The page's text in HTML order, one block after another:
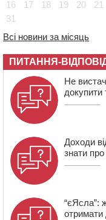
18:23
віку
17:48 “Це страшна
СМА 13-
ОВА виділити
17:15
На Уманщині
освіти через
ціною
16
17 18 19 20 21
31
Всі новини за місяць
ПИТАННЯ-
Не
докупити
Доходи
знати
“єЯсла”:
отримати